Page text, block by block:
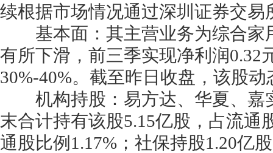
续根据市场情况通过深圳证券交易
基本面：其主营业务为综合家
有所下滑，前三季实现净利润0.32
30%-40%。截至昨日收盘，该股
机构持股：易方达、华夏、嘉
末合计持有该股5.15亿股，占流通
通股比例1.17%；社保持股1.20亿